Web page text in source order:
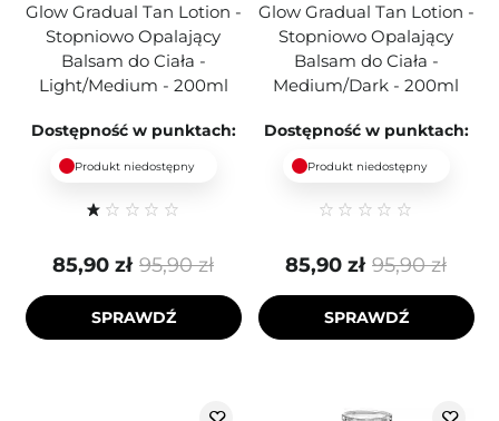
Glow Gradual Tan Lotion -
Stopniowo Opalający
Balsam do Ciała -
Light/Medium - 200ml
Dostępność w punktach:
Produkt niedostępny
95,90 zł
85,90 zł
SPRAWDŹ
Glow Gradual Tan Lotion -
Stopniowo Opalający
Balsam do Ciała -
Medium/Dark - 200ml
Dostępność w punktach:
Produkt niedostępny
95,90 zł
85,90 zł
SPRAWDŹ